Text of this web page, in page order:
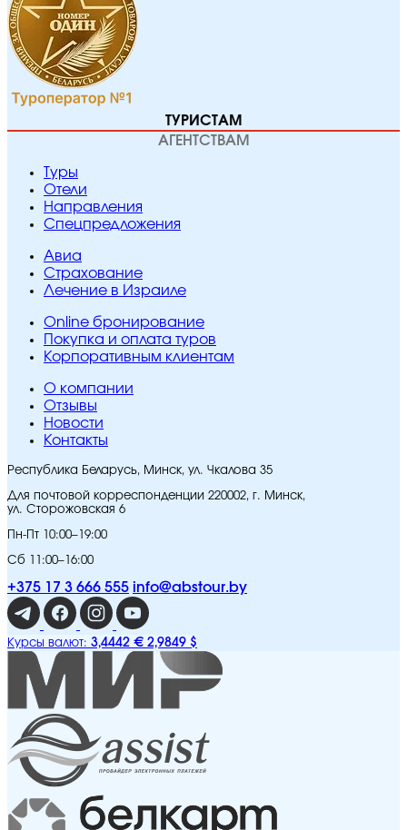
ТУРИСТАМ
АГЕНТСТВАМ
Туры
Отели
Направления
Спецпредложения
Авиа
Страхование
Лечение в Израиле
Online бронирование
Покупка и оплата туров
Корпоративным клиентам
O компании
Отзывы
Новости
Контакты
Республика Беларусь, Минск, ул. Чкалова 35
Для почтовой корреспонденции 220002, г. Минск,
ул. Сторожовская 6
Пн-Пт 10:00–19:00
Сб 11:00–16:00
+375 17 3 666 555 info@abstour.by
Курсы валют: 3,4442 € 2,9849 $